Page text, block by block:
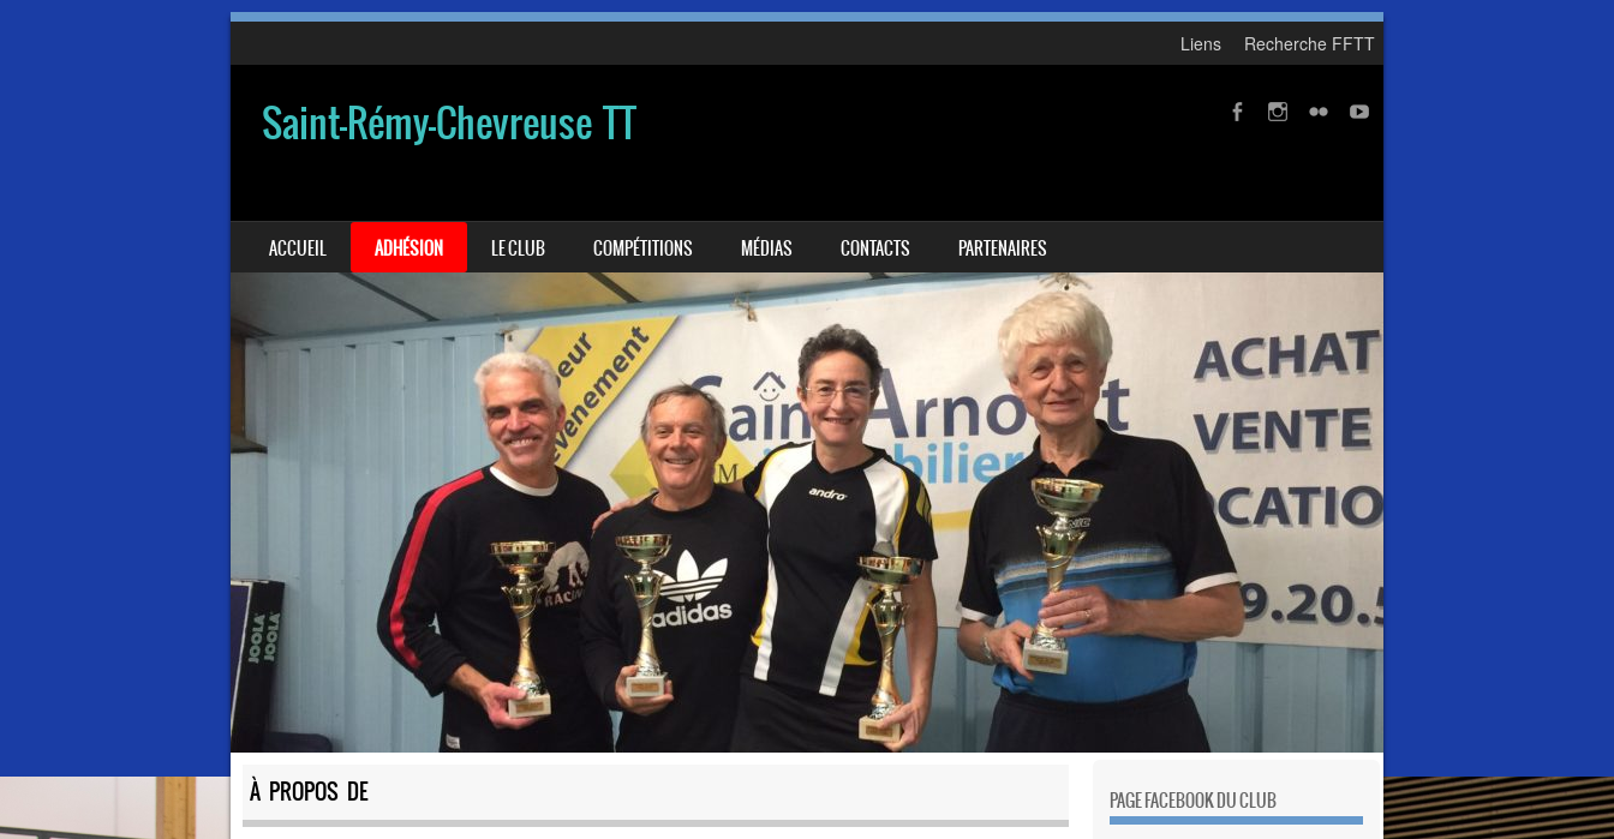
Liens Recherche FFTT
Saint-Rémy-Chevreuse TT
MENU
SKIP TO CONTENT
ACCUEIL ADHÉSION LE CLUB COMPÉTITIONS MÉDIAS CONTACTS PARTENAIRES
À PROPOS DE PAGE FACEBOOK DU CLUB